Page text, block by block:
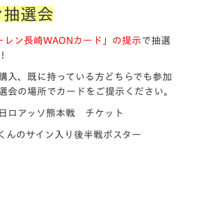
選会
レン長崎WAONカード」の提示で抽選
入、既に持っている方どちらでも参加
会の場所でカードをご提示ください。
ロアッソ熊本戦 チケット
んのサイン入り後半戦ポスター